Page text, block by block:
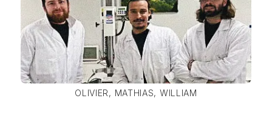
OLIVIER, MATHIAS, WILLIAM